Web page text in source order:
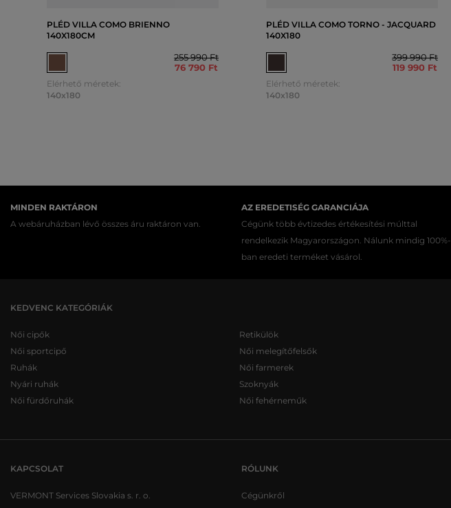
PLÉD VILLA COMO BRIENNO
140X180CM
255 990 Ft
76 790 Ft
Elérhető méretek:
140x180
PLÉD VILLA COMO TORNO - JACQUARD
140X180
399 990 Ft
119 990 Ft
Elérhető méretek:
140x180
MINDEN RAKTÁRON
A webáruházban lévő összes áru raktáron van.
AZ EREDETISÉG GARANCIÁJA
Cégünk több évtizedes értékesítési múlttal
rendelkezik Magyarországon. Nálunk mindig 100%-
ban eredeti terméket vásárol.
KEDVENC KATEGÓRIÁK
Női cipők
Női sportcipő
Ruhák
Nyári ruhák
Női fürdőruhák
Retikülök
Női melegítőfelsők
Női farmerek
Szoknyák
Női fehérneműk
KAPCSOLAT
VERMONT Services Slovakia s. r. o.
RÓLUNK
Cégünkről